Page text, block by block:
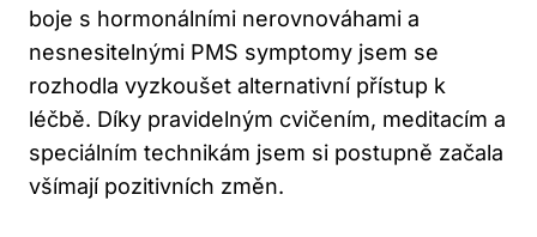
boje s hormonálními nerovnováhami a
nesnesitelnými PMS symptomy jsem se
rozhodla vyzkoušet alternativní přístup k
léčbě. Díky pravidelným cvičením, meditacím a
speciálním technikám jsem si postupně začala
všímají pozitivních změn.